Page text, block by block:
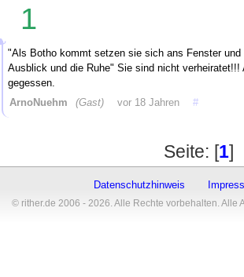
1
"Als Botho kommt setzen sie sich ans Fenster und
Ausblick und die Ruhe" Sie sind nicht
gegessen.
ArnoNuehm
(Gast) vor 18 Jahren #
Seite: [1]
Datenschutzhinweis
© rither.de 2006 - 2026. Alle Rechte vorbehalten. Alle